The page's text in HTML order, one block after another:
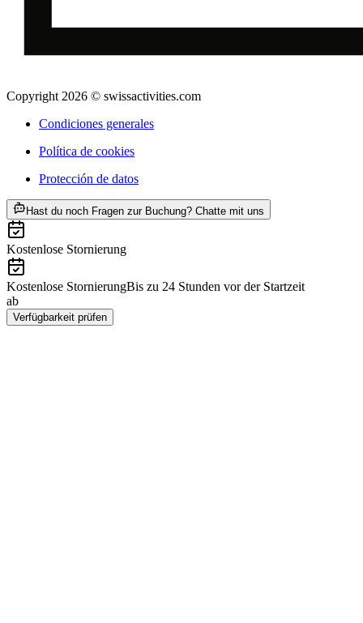
Copyright 2026 © swissactivities.com
Condiciones generales
Política de cookies
Protección de datos
Hast du noch Fragen zur Buchung? Chatte mit uns
Kostenlose Stornierung
Kostenlose StornierungBis zu 24 Stunden vor der Startzeit
ab
Verfügbarkeit prüfen